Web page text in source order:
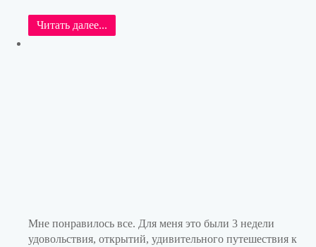
Читать далее...
Мне понравилось все. Для меня это были 3 недели
удовольствия, открытий, удивительного путешествия к